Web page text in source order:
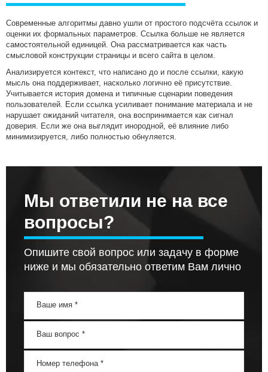
Современные алгоритмы давно ушли от простого подсчёта ссылок и
оценки их формальных параметров. Ссылка больше не является
самостоятельной единицей. Она рассматривается как часть
смысловой конструкции страницы и всего сайта в целом.
Анализируется контекст, что написано до и после ссылки, какую
мысль она поддерживает, насколько логично её присутствие.
Учитывается история домена и типичные сценарии поведения
пользователей. Если ссылка усиливает понимание материала и не
нарушает ожиданий читателя, она воспринимается как сигнал
доверия. Если же она выглядит инородной, её влияние либо
минимизируется, либо полностью обнуляется.
Мы ответили не на все
вопросы?
Опишите свой вопрос или задачу в форме
ниже и мы обязательно ответим Вам лично